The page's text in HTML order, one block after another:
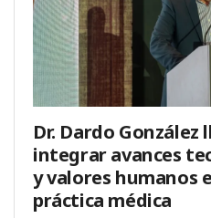
Dr. Dardo González
integrar avances
y valores humanos
práctica médica